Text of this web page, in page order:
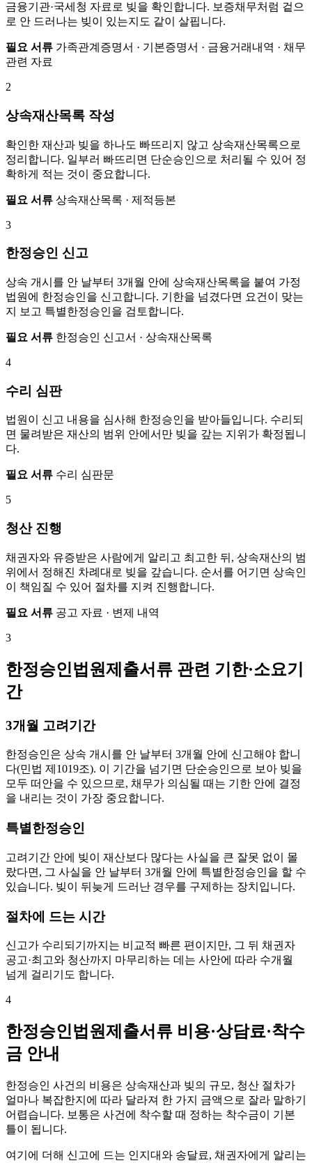
금융기관·국세청 자료로 빚을 확인합니다. 보증채무처럼 겉으
로 안 드러나는 빚이 있는지도 같이 살핍니다.
필요 서류 가족관계증명서 · 기본증명서 · 금융거래내역 · 채무
관련 자료
2
상속재산목록 작성
확인한 재산과 빚을 하나도 빠뜨리지 않고 상속재산목록으로
정리합니다. 일부러 빠뜨리면 단순승인으로 처리될 수 있어 정
확하게 적는 것이 중요합니다.
필요 서류 상속재산목록 · 제적등본
3
한정승인 신고
상속 개시를 안 날부터 3개월 안에 상속재산목록을 붙여 가정
법원에 한정승인을 신고합니다. 기한을 넘겼다면 요건이 맞는
지 보고 특별한정승인을 검토합니다.
필요 서류 한정승인 신고서 · 상속재산목록
4
수리 심판
법원이 신고 내용을 심사해 한정승인을 받아들입니다. 수리되
면 물려받은 재산의 범위 안에서만 빚을 갚는 지위가 확정됩니
다.
필요 서류 수리 심판문
5
청산 진행
채권자와 유증받은 사람에게 알리고 최고한 뒤, 상속재산의 범
위에서 정해진 차례대로 빚을 갚습니다. 순서를 어기면 상속인
이 책임질 수 있어 절차를 지켜 진행합니다.
필요 서류 공고 자료 · 변제 내역
3
한정승인법원제출서류 관련 기한·소요기
간
3개월 고려기간
한정승인은 상속 개시를 안 날부터 3개월 안에 신고해야 합니
다(민법 제1019조). 이 기간을 넘기면 단순승인으로 보아 빚을
모두 떠안을 수 있으므로, 채무가 의심될 때는 기한 안에 결정
을 내리는 것이 가장 중요합니다.
특별한정승인
고려기간 안에 빚이 재산보다 많다는 사실을 큰 잘못 없이 몰
랐다면, 그 사실을 안 날부터 3개월 안에 특별한정승인을 할 수
있습니다. 빚이 뒤늦게 드러난 경우를 구제하는 장치입니다.
절차에 드는 시간
신고가 수리되기까지는 비교적 빠른 편이지만, 그 뒤 채권자
공고·최고와 청산까지 마무리하는 데는 사안에 따라 수개월
넘게 걸리기도 합니다.
4
한정승인법원제출서류 비용·상담료·착수
금 안내
한정승인 사건의 비용은 상속재산과 빚의 규모, 청산 절차가
얼마나 복잡한지에 따라 달라져 한 가지 금액으로 잘라 말하기
어렵습니다. 보통은 사건에 착수할 때 정하는 착수금이 기본
틀이 됩니다.
여기에 더해 신고에 드는 인지대와 송달료, 채권자에게 알리는